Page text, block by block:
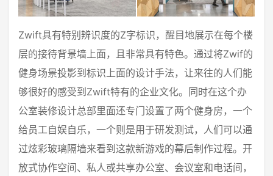
Zwift具有特别辨识度的Z字标识，醒目地展示在每个楼
层的接待背景墙上面，且非常具有特色。通过将Zwif的
健身场景投影到标识上面的设计手法，让来往的人们能
够很好的感受到Zwift特有的企业文化。同时在这个办
公室装修设计总部里面还专门设置了两个健身房，一个
给员工自娱自乐，一个则是用于研发测试，人们可以通
过炫彩玻璃隔墙来看到这款新游戏的幕后制作过程。开
放式协作空间、私人或共享办公室、会议室和电话间，